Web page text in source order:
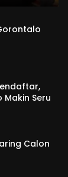
Seru
Calon